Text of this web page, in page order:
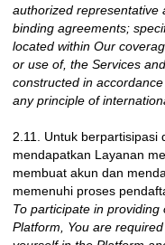
authorized representative
binding agreements;
located within Our
or use of, the Services
constructed in
any principle of
2.11. Untuk berpartisipasi
mendapatkan Layanan
membuat akun dan
memenuhi proses
To participate in
Platform, You are